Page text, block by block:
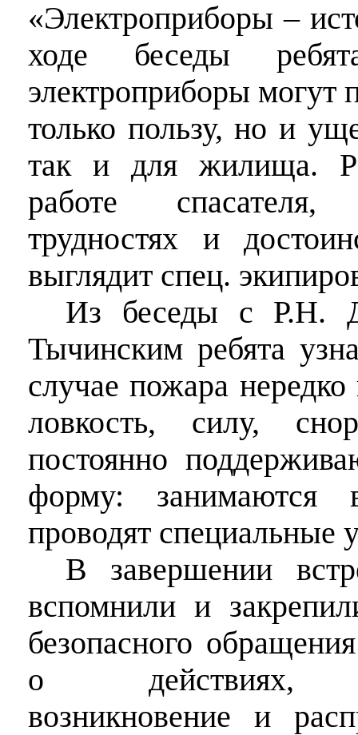
«Электроприборы –
ходе беседы
электроприборы могут
только пользу, но и
так и для жилища.
работе
трудностях и
выглядит спец.
Из беседы с Р.Н.
Тычинским ребята
случае пожара нередко
ловкость, силу,
постоянно
форму: занимаются
проводят специальные
В завершении
вспомнили и
безопасного
о действиях,
возникновение и